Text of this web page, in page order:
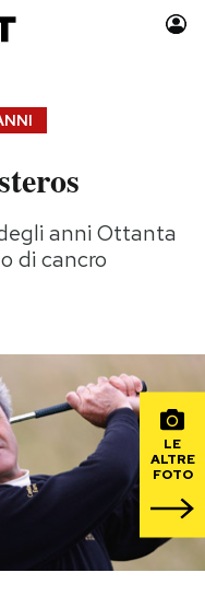
calcio 2026
anni Ottanta
di cancro
LE
ALTRE
FOTO